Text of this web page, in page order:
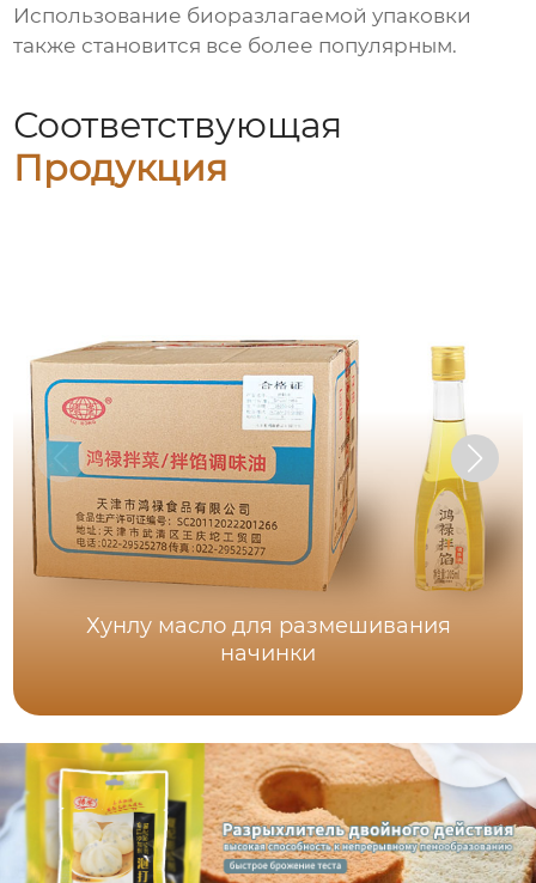
Использование биоразлагаемой упаковки
также становится все более популярным.
Соответствующая
Продукция
Хунлу масло для размешивания
начинки